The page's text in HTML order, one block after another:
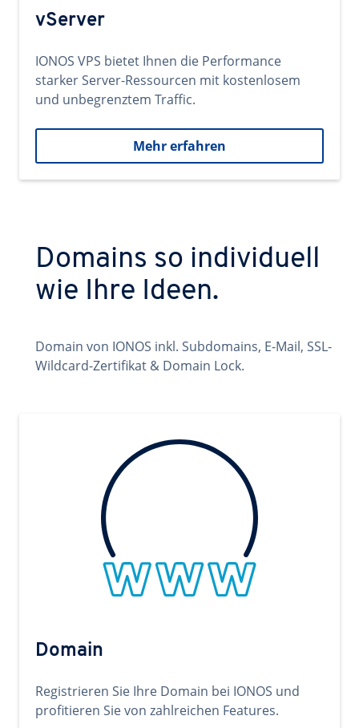
vServer
IONOS VPS bietet Ihnen die Performance
starker Server-Ressourcen mit kostenlosem
und unbegrenztem Traffic.
Mehr erfahren
Domains so individuell
wie Ihre Ideen.
Domain von IONOS inkl. Subdomains, E-Mail, SSL-
Wildcard-Zertifikat & Domain Lock.
Domain
Registrieren Sie Ihre Domain bei IONOS und
profitieren Sie von zahlreichen Features.